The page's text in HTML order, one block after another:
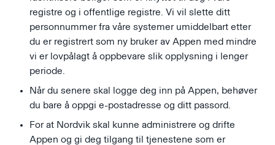
registre og i offentlige registre. Vi vil slette ditt
personnummer fra våre systemer umiddelbart etter
du er registrert som ny bruker av Appen med mindre
vi er lovpålagt å oppbevare slik opplysning i lenger
periode.
Når du senere skal logge deg inn på Appen, behøver
du bare å oppgi e-postadresse og ditt passord.
For at Nordvik skal kunne administrere og drifte
Appen og gi deg tilgang til tjenestene som er